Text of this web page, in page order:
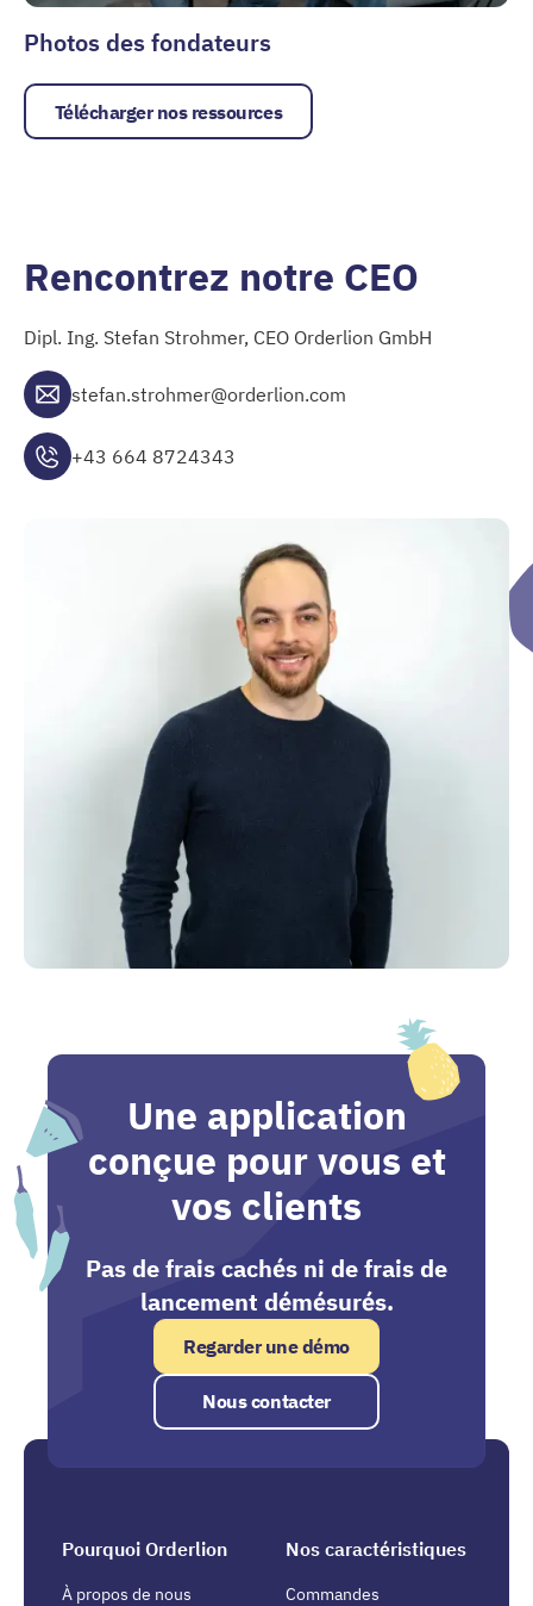
Photos des fondateurs
Télécharger nos ressources
Rencontrez notre CEO
Dipl. Ing. Stefan Strohmer, CEO Orderlion GmbH
stefan.strohmer@orderlion.com
+43 664 8724343
Une application
conçue pour vous et
vos clients
Pas de frais cachés ni de frais de
lancement démésurés.
Regarder une démo
Nous contacter
Pourquoi Orderlion
À propos de nous
Nos caractéristiques
Commandes